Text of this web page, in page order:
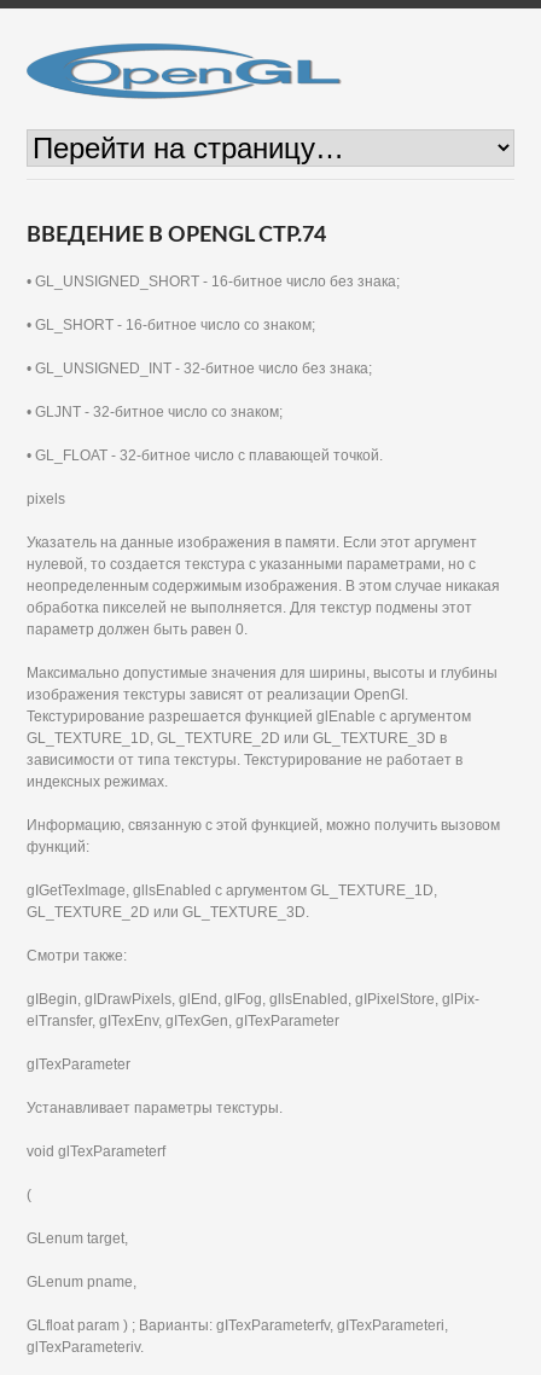
ВВЕДЕНИЕ В OPENGL СТР.74
• GL_UNSIGNED_SHORT - 16-битное число без знака;
• GL_SHORT - 16-битное число со знаком;
• GL_UNSIGNED_INT - 32-битное число без знака;
• GLJNT - 32-битное число со знаком;
• GL_FLOAT - 32-битное число с плавающей точкой.
pixels
Указатель на данные изображения в памяти. Если этот аргумент
нулевой, то создается текстура с указанными параметрами, но с
неопределенным содержимым изображения. В этом случае никакая
обработка пикселей не выполняется. Для текстур подмены этот
параметр должен быть равен 0.
Максимально допустимые значения для ширины, высоты и глубины
изображения текстуры зависят от реализации OpenGI.
Текстурирование разрешается функцией glEnable с аргументом
GL_TEXTURE_1D, GL_TEXTURE_2D или GL_TEXTURE_3D в
зависимости от типа текстуры. Текстурирование не работает в
индексных режимах.
Информацию, связанную с этой функцией, можно получить вызовом
функций:
gIGetTexImage, gllsEnabled с аргументом GL_TEXTURE_1D,
GL_TEXTURE_2D или GL_TEXTURE_3D.
Смотри также:
gIBegin, gIDrawPixels, glEnd, gIFog, gllsEnabled, gIPixelStore, glPix-
elTransfer, gITexEnv, gITexGen, gITexParameter
gITexParameter
Устанавливает параметры текстуры.
void glTexParameterf
(
GLenum target,
GLenum pname,
GLfloat param ) ; Варианты: gITexParameterfv, gITexParameteri,
glTexParameteriv.